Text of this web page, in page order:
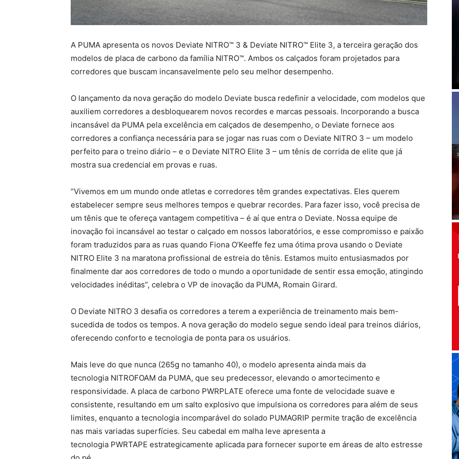
A PUMA apresenta os novos Deviate NITRO™ 3 & Deviate NITRO™ Elite 3, a terceira geração dos
modelos de placa de carbono da família NITRO™. Ambos os calçados foram projetados para
corredores que buscam incansavelmente pelo seu melhor desempenho.
O lançamento da nova geração do modelo Deviate busca redefinir a velocidade, com modelos que
auxiliem corredores a desbloquearem novos recordes e marcas pessoais. Incorporando a busca
incansável da PUMA pela excelência em calçados de desempenho, o Deviate fornece aos
corredores a confiança necessária para se jogar nas ruas com o Deviate NITRO 3 – um modelo
perfeito para o treino diário – e o Deviate NITRO Elite 3 – um tênis de corrida de elite que já
mostra sua credencial em provas e ruas.
“Vivemos em um mundo onde atletas e corredores têm grandes expectativas. Eles querem
estabelecer sempre seus melhores tempos e quebrar recordes. Para fazer isso, você precisa de
um tênis que te ofereça vantagem competitiva – é aí que entra o Deviate. Nossa equipe de
inovação foi incansável ao testar o calçado em nossos laboratórios, e esse compromisso e paixão
foram traduzidos para as ruas quando Fiona O’Keeffe fez uma ótima prova usando o Deviate
NITRO Elite 3 na maratona profissional de estreia do tênis. Estamos muito entusiasmados por
finalmente dar aos corredores de todo o mundo a oportunidade de sentir essa emoção, atingindo
velocidades inéditas”, celebra o VP de inovação da PUMA, Romain Girard.
O Deviate NITRO 3 desafia os corredores a terem a experiência de treinamento mais bem-
sucedida de todos os tempos. A nova geração do modelo segue sendo ideal para treinos diários,
oferecendo conforto e tecnologia de ponta para os usuários.
Mais leve do que nunca (265g no tamanho 40), o modelo apresenta ainda mais da
tecnologia NITROFOAM da PUMA, que seu predecessor, elevando o amortecimento e
responsividade. A placa de carbono PWRPLATE oferece uma fonte de velocidade suave e
consistente, resultando em um salto explosivo que impulsiona os corredores para além de seus
limites, enquanto a tecnologia incomparável do solado PUMAGRIP permite tração de excelência
nas mais variadas superfícies. Seu cabedal em malha leve apresenta a
tecnologia PWRTAPE estrategicamente aplicada para fornecer suporte em áreas de alto estresse